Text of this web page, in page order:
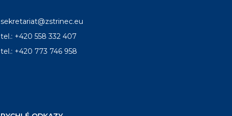
sekretariat@zstrinec.eu
tel.: +420 558 332 407
tel.: +420 773 746 958